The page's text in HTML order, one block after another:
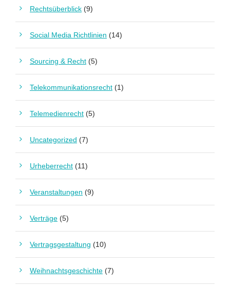
Rechtsüberblick (9)
Social Media Richtlinien (14)
Sourcing & Recht (5)
Telekommunikationsrecht (1)
Telemedienrecht (5)
Uncategorized (7)
Urheberrecht (11)
Veranstaltungen (9)
Verträge (5)
Vertragsgestaltung (10)
Weihnachtsgeschichte (7)